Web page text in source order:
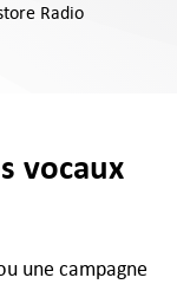
Radio
vocaux
une campagne